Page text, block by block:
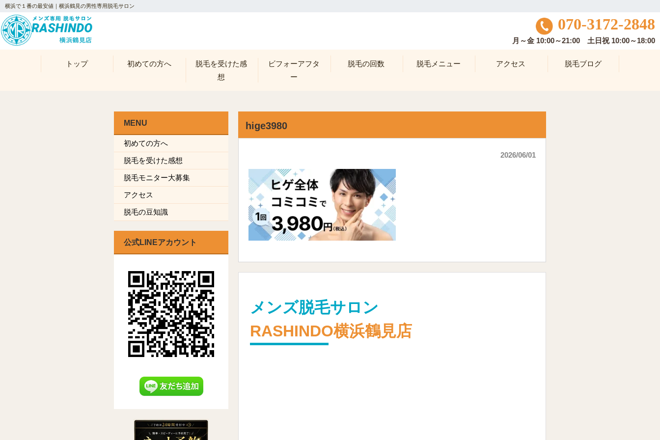
横浜で１番の最安値｜横浜鶴見の男性専用脱毛サロン
070-3172-2848
月～金 10:00～21:00 土日祝 10:00～18:00
トップ 初めての方へ
脱毛を受けた感
想
ビフォーアフタ
ー
脱毛の回数 脱毛メニュー アクセス 脱毛ブログ
hige3980
2026/06/01
メンズ脱毛サロン
RASHINDO横浜鶴見店
MENU
初めての方へ
脱毛を受けた感想
脱毛モニター大募集
アクセス
脱毛の豆知識
公式LINEアカウント